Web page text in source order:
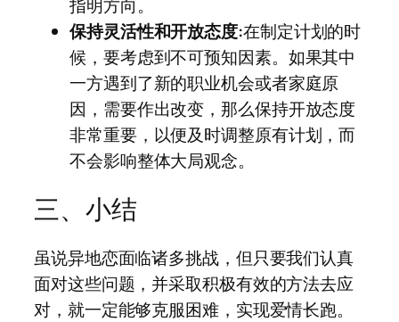
指明方向。
保持灵活性和开放态度:在制定计划的时
候，要考虑到不可预知因素。如果其中
一方遇到了新的职业机会或者家庭原
因，需要作出改变，那么保持开放态度
非常重要，以便及时调整原有计划，而
不会影响整体大局观念。
三、小结
虽说异地恋面临诸多挑战，但只要我们认真
面对这些问题，并采取积极有效的方法去应
对，就一定能够克服困难，实现爱情长跑。